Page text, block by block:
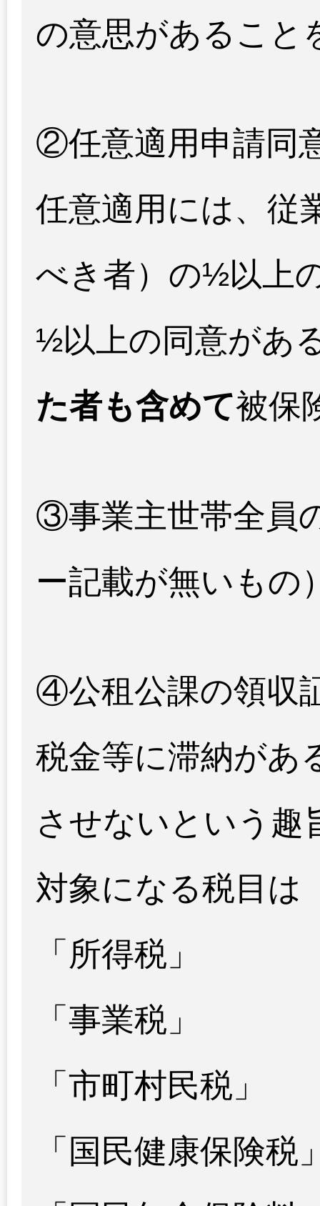
の意思があること
②任意適用申請同
任意適用には、従
べき者）の½以上
½以上の同意があ
た者も含めて被保
③事業主世帯全員
ー記載が無いもの
④公租公課の領収
税金等に滞納があ
させないという趣
対象になる税目は
「所得税」
「事業税」
「市町村民税」
「国民健康保険税